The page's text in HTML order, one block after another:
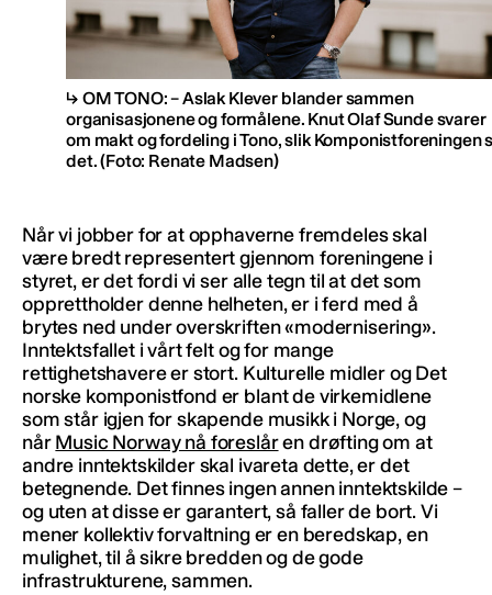
OM TONO: – Aslak Klever blander sammen
organisasjonene og formålene. Knut Olaf Sunde svarer
om makt og fordeling i Tono, slik Komponistforeningen
det.(Foto: Renate Madsen)
Når vi jobber for at opphaverne fremdeles skal
være bredt representert gjennom foreningene i
styret, er det fordi vi ser alle tegn til at det som
opprettholder denne helheten, er i ferd med å
brytes ned under overskriften «modernisering».
Inntektsfallet i vårt felt og for mange
rettighetshavere er stort. Kulturelle midler og Det
norske komponistfond er blant de virkemidlene
som står igjen for skapende musikk i Norge, og
nårMusic Norway nå foreslåren drøfting om at
andre inntektskilder skal ivareta dette, er det
betegnende. Det finnes ingen annen inntektskilde –
og uten at disse er garantert, så faller de bort. Vi
mener kollektiv forvaltning er en beredskap, en
mulighet, til å sikre bredden og de gode
infrastrukturene, sammen.